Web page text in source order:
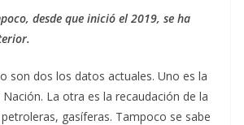
desde que inició el 2019, se ha
son dos los datos actuales. Uno es la
La otra es la recaudación de la
gasíferas. Tampoco se sabe